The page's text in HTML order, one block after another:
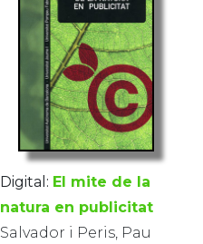
Digital: El mite de la
natura en publicitat
Salvador i Peris, Pau